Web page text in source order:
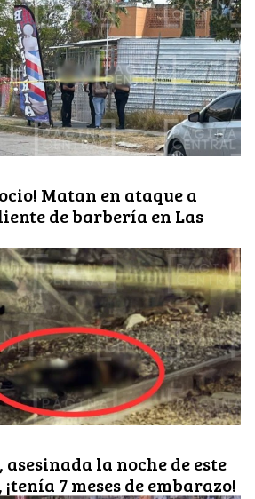
Matan en ataque a
de barbería en Las
la noche de este
7 meses de embarazo!